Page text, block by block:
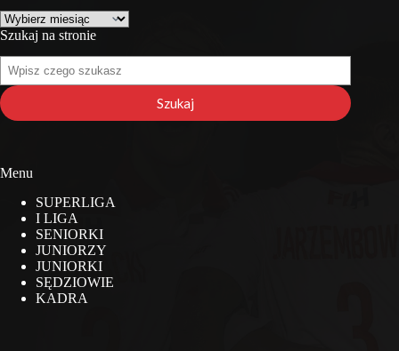
Archiwa
Szukaj na stronie
Szukaj
na
stronie
Szukaj
Menu
SUPERLIGA
I LIGA
SENIORKI
JUNIORZY
JUNIORKI
SĘDZIOWIE
KADRA